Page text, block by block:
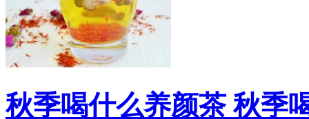
秋季喝什么养颜茶 秋季